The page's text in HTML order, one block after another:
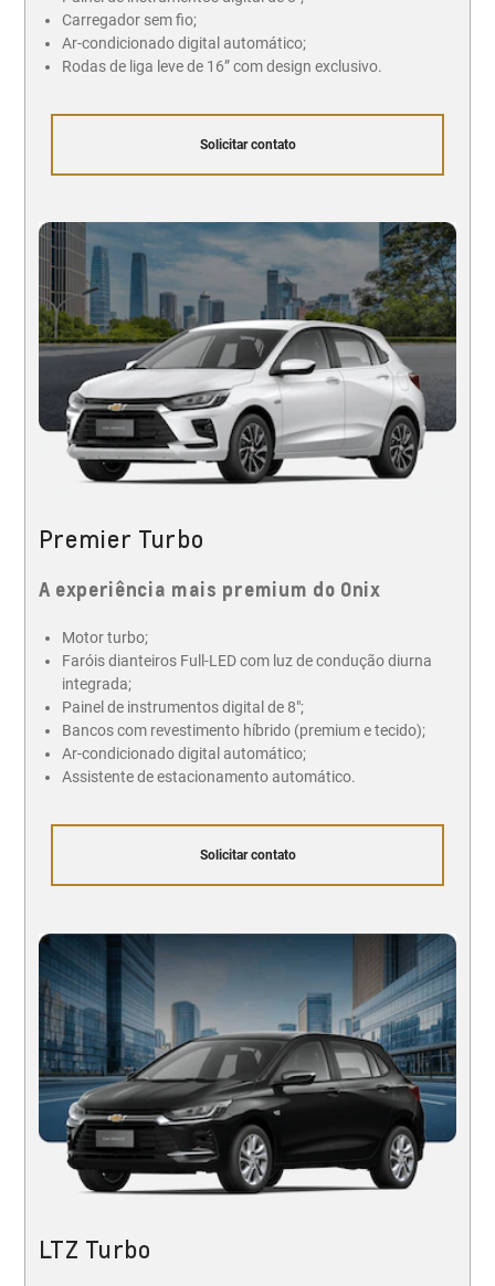
Carregador sem fio;
Ar-condicionado digital automático;
Rodas de liga leve de 16” com design exclusivo.
Solicitar contato
Premier Turbo
A experiência mais premium do Onix
Motor turbo;
Faróis dianteiros Full-LED com luz de condução diurna
integrada;
Painel de instrumentos digital de 8";
Bancos com revestimento híbrido (premium e tecido);
Ar-condicionado digital automático;
Assistente de estacionamento automático.
Solicitar contato
LTZ Turbo